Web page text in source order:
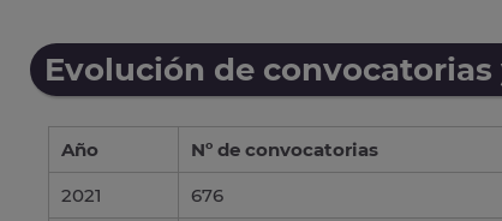
Evolución de
Año Nº de convocatorias
2021
676